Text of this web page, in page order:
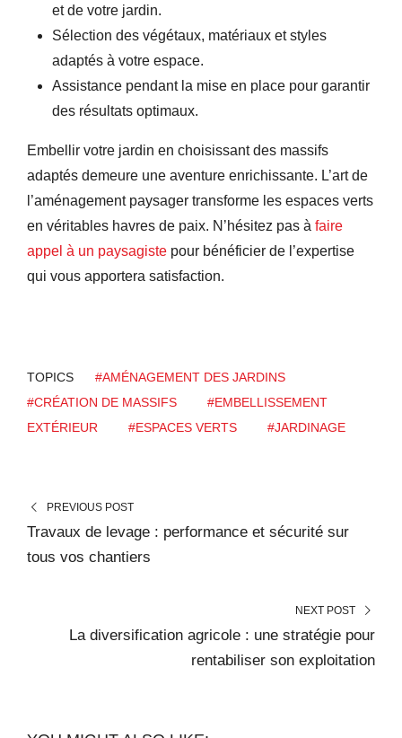
et de votre jardin.
Sélection des végétaux, matériaux et styles
adaptés à votre espace.
Assistance pendant la mise en place pour garantir
des résultats optimaux.
Embellir votre jardin en choisissant des massifs
adaptés demeure une aventure enrichissante. L’art de
l’aménagement paysager transforme les espaces verts
en véritables havres de paix. N’hésitez pas à faire
appel à un paysagiste pour bénéficier de l’expertise
qui vous apportera satisfaction.
TOPICS
#AMÉNAGEMENT DES JARDINS
#CRÉATION DE MASSIFS
#EMBELLISSEMENT
EXTÉRIEUR
#ESPACES VERTS #JARDINAGE
PREVIOUS POST
Travaux de levage : performance et sécurité sur
tous vos chantiers
NEXT POST
La diversification agricole : une stratégie pour
rentabiliser son exploitation